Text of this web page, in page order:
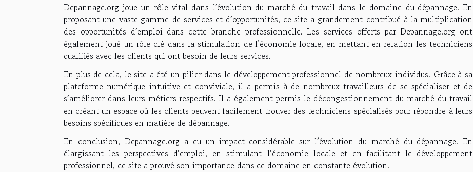
Depannage.org joue un rôle vital dans l’évolution du marché du travail dans le domaine du dépannage. En
proposant une vaste gamme de services et d’opportunités, ce site a grandement contribué à la multiplication
des opportunités d’emploi dans cette branche professionnelle. Les services offerts par Depannage.org ont
également joué un rôle clé dans la stimulation de l’économie locale, en mettant en relation les techniciens
qualifiés avec les clients qui ont besoin de leurs services.
En plus de cela, le site a été un pilier dans le développement professionnel de nombreux individus. Grâce à sa
plateforme numérique intuitive et conviviale, il a permis à de nombreux travailleurs de se spécialiser et de
s’améliorer dans leurs métiers respectifs. Il a également permis le décongestionnement du marché du travail
en créant un espace où les clients peuvent facilement trouver des techniciens spécialisés pour répondre à leurs
besoins spécifiques en matière de dépannage.
En conclusion, Depannage.org a eu un impact considérable sur l’évolution du marché du dépannage. En
élargissant les perspectives d’emploi, en stimulant l’économie locale et en facilitant le développement
professionnel, ce site a prouvé son importance dans ce domaine en constante évolution.